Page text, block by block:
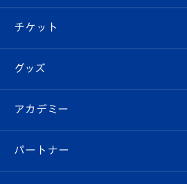
試合情報
チケット
イベント
メディア
クラブ概要
エンブレム紹介
スタッフプロフィール
マスコット紹介
はじめての観戦ガイド
Revive Team
ヴィヴィくんの長崎おもてなしガイド
試合日程/結果
フォトギャラリー
スタジアムグルメ
チケット
チケット
V-LOVERS（ファンクラブ）
プレイヤーズスイート
グッズ
オンラインショップ
店舗情報
アカデミー
育成からのお知らせ
パートナー